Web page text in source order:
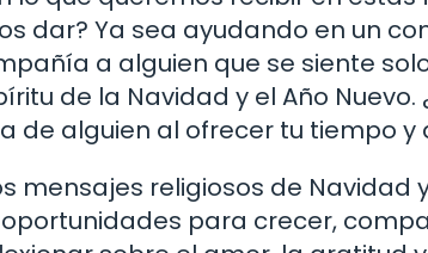
dar? Ya sea ayudando en un
a alguien que se siente
de la Navidad y el Año
de alguien al ofrecer tu tiempo y
mensajes religiosos de Navidad
para crecer,